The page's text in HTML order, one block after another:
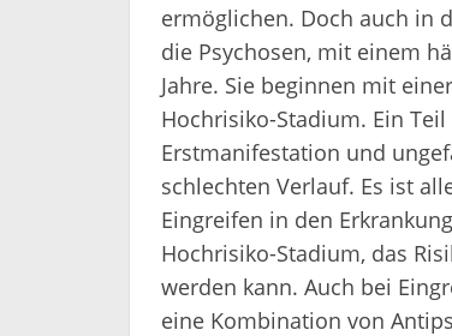
ermöglichen. Doch auch in
die Psychosen, mit einem
Jahre. Sie beginnen mit
Hochrisiko-Stadium. Ein
Erstmanifestation und
schlechten Verlauf. Es ist
Eingreifen in den
Hochrisiko-Stadium, das
werden kann. Auch bei
eine Kombination von